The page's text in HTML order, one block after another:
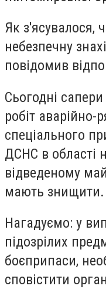
Як з'ясувалося,
небезпечну
повідомив
Сьогодні
робіт аварійно-
спеціального
ДСНС в області
відведеному
мають знищити.
Нагадуємо: у
підозрілих
боєприпаси,
сповістити